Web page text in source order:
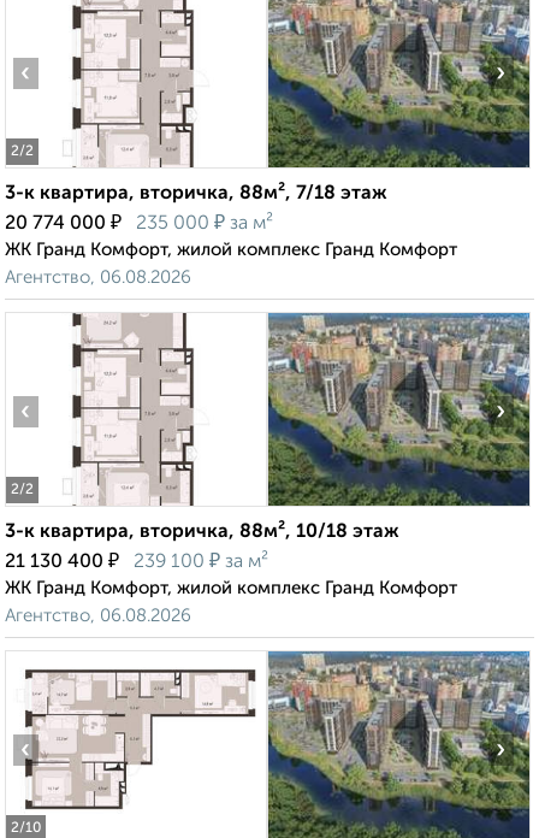
2/2
‹ ›
3-к квартира, вторичка, 88м², 7/18 этаж
20 774 000 ₽ 235 000 ₽ за м²
ЖК Гранд Комфорт, жилой комплекс Гранд Комфорт
Агентство, 06.08.2026
2/2
‹ ›
3-к квартира, вторичка, 88м², 10/18 этаж
21 130 400 ₽ 239 100 ₽ за м²
ЖК Гранд Комфорт, жилой комплекс Гранд Комфорт
Агентство, 06.08.2026
2/10
‹ ›